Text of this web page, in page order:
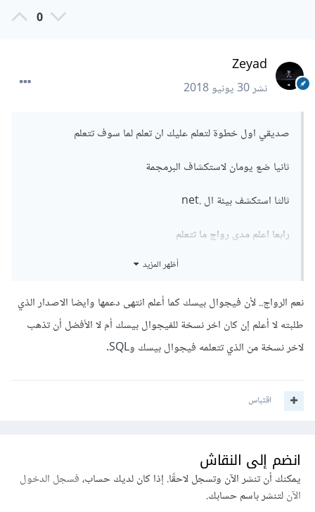
0
Zeyad
نشر30 يونيو 2018
صديقي اول خطوة لتعلم عليك ان تعلم لما سوف تتعلم
ثانيا ضع يومان لاستكشاف البرمجمة
ثالثا استكشف بيئة ال .net
رابعا اعلم مدى رواج ما تتعلم
خامسا ابحث عن مصادر سوف تساعدك
سادسا :https://www.lynda.com/Visual-Basic-
tutorials/Visual-Basic-Essential-Training/114902-
2.html
Development-Microsoft-Books/b?
وشكرا
أظهر المزيد
نعم الرواج.. لأن فيجوال بيسك كما أعلم انتهى دعمها وايضا الاصدار الذي
طلبته لا أعلم إن كان اخر نسخة للفيجوال بيسك أم لا الأفضل أن تذهب
لاخر نسخة من الذي تتعلمه فيجوال بيسك وSQL.
اقتباس
انضم إلى النقاش
يمكنك أن تنشر الآن وتسجل لاحقًا. إذا كان لديك حساب،فسجل الدخول
الآنلتنشر باسم حسابك.